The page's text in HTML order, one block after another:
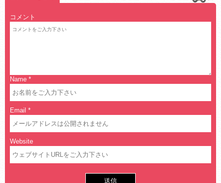
コメント
Name *
Email *
Website